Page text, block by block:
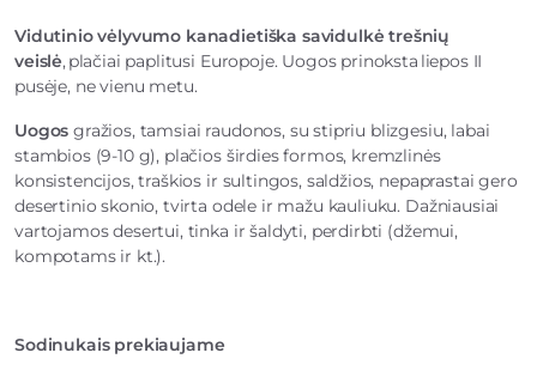
Vidutinio vėlyvumo kanadietiška savidulkė trešnių
veislė, plačiai paplitusi Europoje. Uogos prinoksta liepos II
pusėje, ne vienu metu.
Uogos gražios, tamsiai raudonos, su stipriu blizgesiu, labai
stambios (9-10 g), plačios širdies formos, kremzlinės
konsistencijos, traškios ir sultingos, saldžios, nepaprastai gero
desertinio skonio, tvirta odele ir mažu kauliuku. Dažniausiai
vartojamos desertui, tinka ir šaldyti, perdirbti (džemui,
kompotams ir kt.).
Sodinukais prekiaujame